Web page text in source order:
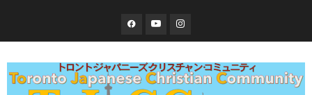
content
FacebookYouTubeInstagram